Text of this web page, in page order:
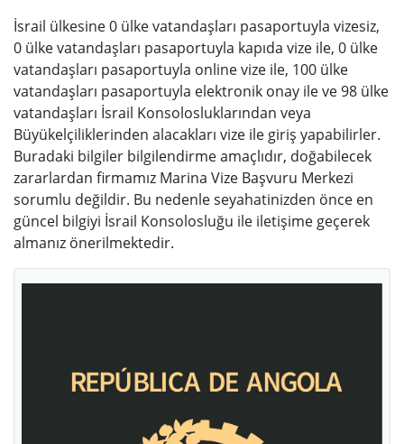
İsrail ülkesine 0 ülke vatandaşları pasaportuyla vizesiz,
0 ülke vatandaşları pasaportuyla kapıda vize ile, 0 ülke
vatandaşları pasaportuyla online vize ile, 100 ülke
vatandaşları pasaportuyla elektronik onay ile ve 98 ülke
vatandaşları İsrail Konsolosluklarından veya
Büyükelçiliklerinden alacakları vize ile giriş yapabilirler.
Buradaki bilgiler bilgilendirme amaçlıdır, doğabilecek
zararlardan firmamız Marina Vize Başvuru Merkezi
sorumlu değildir. Bu nedenle seyahatinizden önce en
güncel bilgiyi İsrail Konsolosluğu ile iletişime geçerek
almanız önerilmektedir.